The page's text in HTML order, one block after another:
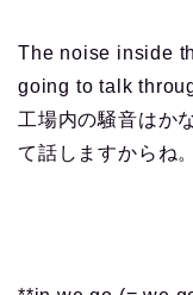
The noise inside
going to talk
工場内の騒音はか
て話しますからね。